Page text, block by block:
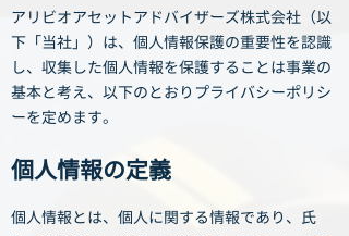
アリビオアセットアドバイザーズ株式会社（以
下「当社」）は、個人情報保護の重要性を認識
し、収集した個人情報を保護することは事業の
基本と考え、以下のとおりプライバシーポリシ
ーを定めます。
個人情報の定義
個人情報とは、個人に関する情報であり、氏